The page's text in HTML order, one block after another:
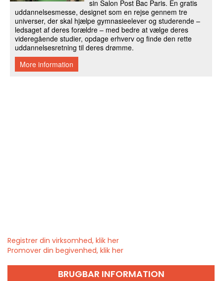
Registrer din virksomhed, klik her
Promover din begivenhed, klik her
BRUGBAR INFORMATION